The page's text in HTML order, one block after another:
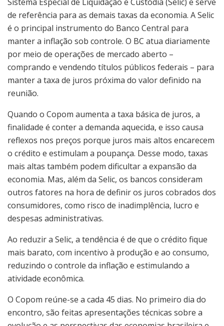
de referência para as demais taxas da economia. A Selic
é o principal instrumento do Banco Central para
manter a inflação sob controle. O BC atua diariamente
por meio de operações de mercado aberto –
comprando e vendendo títulos públicos federais – para
manter a taxa de juros próxima do valor definido na
reunião.
Quando o Copom aumenta a taxa básica de juros, a
finalidade é conter a demanda aquecida, e isso causa
reflexos nos preços porque juros mais altos encarecem
o crédito e estimulam a poupança. Desse modo, taxas
mais altas também podem dificultar a expansão da
economia. Mas, além da Selic, os bancos consideram
outros fatores na hora de definir os juros cobrados dos
consumidores, como risco de inadimplência, lucro e
despesas administrativas.
Ao reduzir a Selic, a tendência é de que o crédito fique
mais barato, com incentivo à produção e ao consumo,
reduzindo o controle da inflação e estimulando a
atividade econômica.
O Copom reúne-se a cada 45 dias. No primeiro dia do
encontro, são feitas apresentações técnicas sobre a